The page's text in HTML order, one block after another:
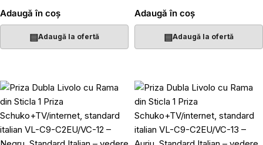
Adaugă în coș
▤Adaugă la ofertă
Adaugă în coș
▤Adaugă la ofertă